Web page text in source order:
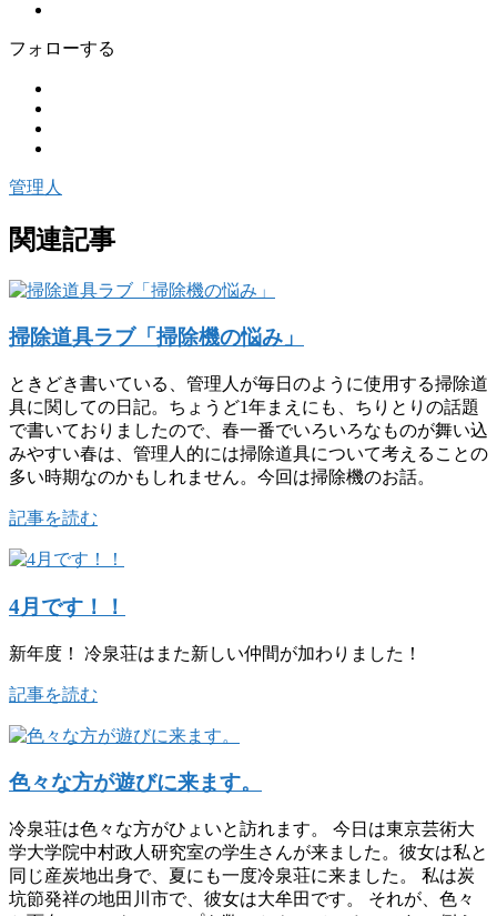
フォローする
管理人
関連記事
掃除道具ラブ「掃除機の悩み」
ときどき書いている、管理人が毎日のように使用する掃除道
具に関しての日記。ちょうど1年まえにも、ちりとりの話題
で書いておりましたので、春一番でいろいろなものが舞い込
みやすい春は、管理人的には掃除道具について考えることの
多い時期なのかもしれません。今回は掃除機のお話。
記事を読む
4月です！！
新年度！ 冷泉荘はまた新しい仲間が加わりました！
記事を読む
色々な方が遊びに来ます。
冷泉荘は色々な方がひょいと訪れます。 今日は東京芸術大
学大学院中村政人研究室の学生さんが来ました。彼女は私と
同じ産炭地出身で、夏にも一度冷泉荘に来ました。 私は炭
坑節発祥の地田川市で、彼女は大牟田です。 それが、色々